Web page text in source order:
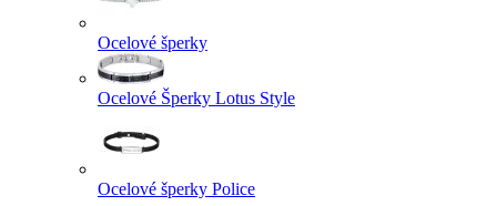
Ocelové šperky
Ocelové Šperky Lotus Style
Ocelové šperky Police